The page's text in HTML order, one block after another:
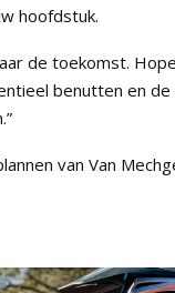
hoofdstuk.
de toekomst.
benutten en
van Van